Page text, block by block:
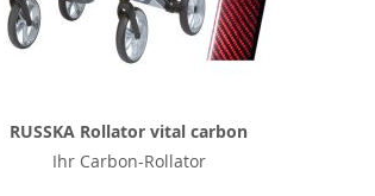
RUSSKA Rollator vital carbon
Ihr Carbon-Rollator